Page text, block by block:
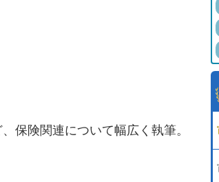
保険関連について幅広く執筆。